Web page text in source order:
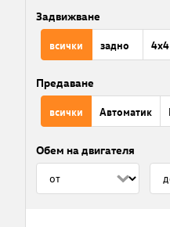
Задвижване
всички задно 4x4
Предаване
всички Автоматик
Обем на двигателя